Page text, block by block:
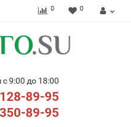
0 0
9:00 до 18:00
128-89-95
350-89-95